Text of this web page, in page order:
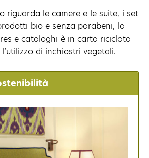
riguarda le camere e le suite, i set
bio e senza parabeni, la
e cataloghi è in carta riciclata
di inchiostri vegetali.